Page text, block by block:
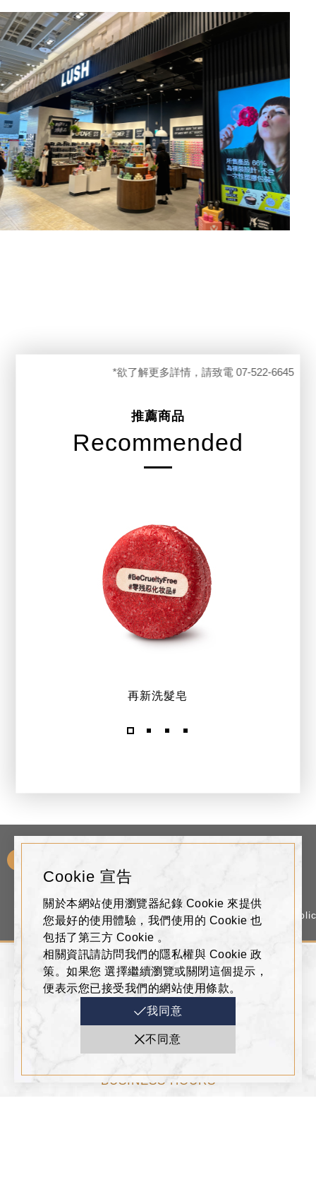
Cookie 宣告
關於本網站使用瀏覽器紀錄 Cookie 來提供
您最好的使用體驗，我們使用的 Cookie 也
包括了第三方 Cookie 。
相關資訊請訪問我們的隱私權與 Cookie 政
策。如果您 選擇繼續瀏覽或關閉這個提示，
便表示您已接受我們的網站使用條款。
我同意
不同意
推薦商品
Recommended
再新洗髮皂
*欲了解更多詳情，請致電 07-522-6645
您需要什麼幫助呢?
退稅服務
Tax Refund
禮券專區
Gift Voucher
加入會員
Membership
ADDRESS
高雄市左營區博愛二路777號
07-555-9688
0800-621-688
BUSINESS HOURS